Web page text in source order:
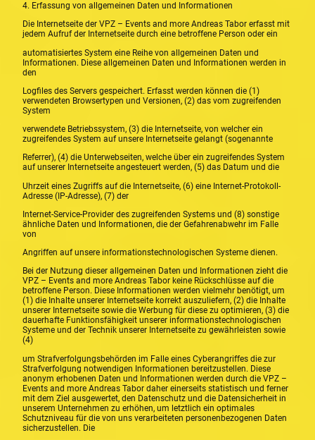
4. Erfassung von allgemeinen Daten und Informationen
Die Internetseite der VPZ – Events and more Andreas Tabor erfasst mit
jedem Aufruf der Internetseite durch eine betroffene Person oder ein
automatisiertes System eine Reihe von allgemeinen Daten und
Informationen. Diese allgemeinen Daten und Informationen werden in
den
Logfiles des Servers gespeichert. Erfasst werden können die (1)
verwendeten Browsertypen und Versionen, (2) das vom zugreifenden
System
verwendete Betriebssystem, (3) die Internetseite, von welcher ein
zugreifendes System auf unsere Internetseite gelangt (sogenannte
Referrer), (4) die Unterwebseiten, welche über ein zugreifendes System
auf unserer Internetseite angesteuert werden, (5) das Datum und die
Uhrzeit eines Zugriffs auf die Internetseite, (6) eine Internet-Protokoll-
Adresse (IP-Adresse), (7) der
Internet-Service-Provider des zugreifenden Systems und (8) sonstige
ähnliche Daten und Informationen, die der Gefahrenabwehr im Falle
von
Angriffen auf unsere informationstechnologischen Systeme dienen.
Bei der Nutzung dieser allgemeinen Daten und Informationen zieht die
VPZ – Events and more Andreas Tabor keine Rückschlüsse auf die
betroffene Person. Diese Informationen werden vielmehr benötigt, um
(1) die Inhalte unserer Internetseite korrekt auszuliefern, (2) die Inhalte
unserer Internetseite sowie die Werbung für diese zu optimieren, (3) die
dauerhafte Funktionsfähigkeit unserer informationstechnologischen
Systeme und der Technik unserer Internetseite zu gewährleisten sowie
(4)
um Strafverfolgungsbehörden im Falle eines Cyberangriffes die zur
Strafverfolgung notwendigen Informationen bereitzustellen. Diese
anonym erhobenen Daten und Informationen werden durch die VPZ –
Events and more Andreas Tabor daher einerseits statistisch und ferner
mit dem Ziel ausgewertet, den Datenschutz und die Datensicherheit in
unserem Unternehmen zu erhöhen, um letztlich ein optimales
Schutzniveau für die von uns verarbeiteten personenbezogenen Daten
sicherzustellen. Die